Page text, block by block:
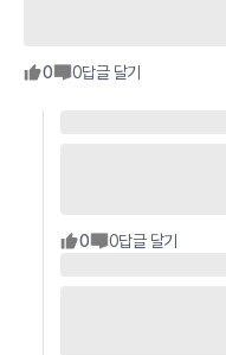
0 0답글 달기
0 0답글 달기